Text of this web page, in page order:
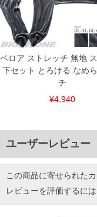
ベロア ストレッチ 無地
下セット とろける なめ
チ
¥4,940
ユーザーレビュー
この商品に寄せられた
レビューを評価するには